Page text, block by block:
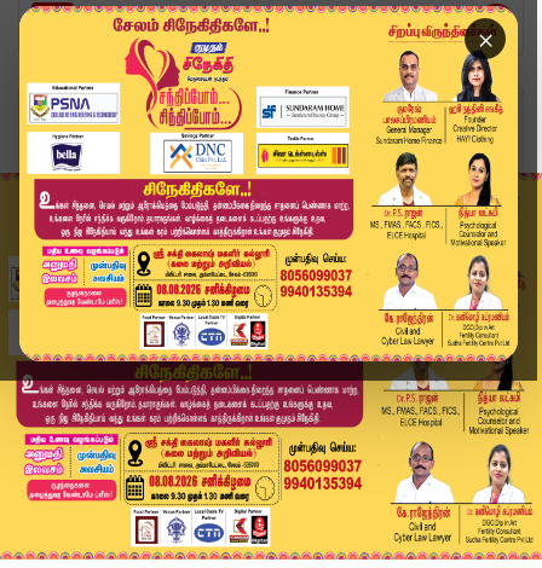
×
Home
வீடியோ ஸ்டோரி
Headlines Now | 10 AM Headline | 14 NOV 2025 | ...